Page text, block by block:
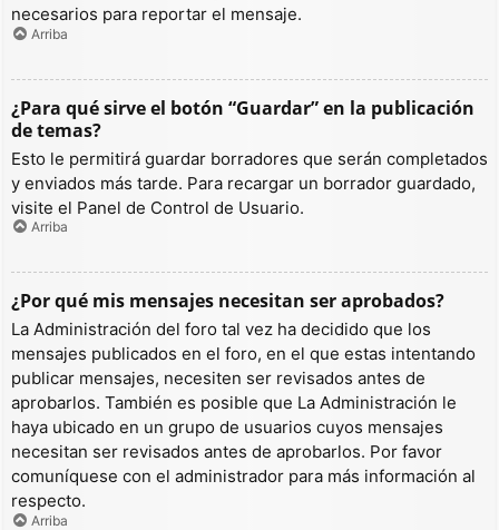
necesarios para reportar el mensaje.
Arriba
¿Para qué sirve el botón “Guardar” en la publicación
de temas?
Esto le permitirá guardar borradores que serán completados
y enviados más tarde. Para recargar un borrador guardado,
visite el Panel de Control de Usuario.
Arriba
¿Por qué mis mensajes necesitan ser aprobados?
La Administración del foro tal vez ha decidido que los
mensajes publicados en el foro, en el que estas intentando
publicar mensajes, necesiten ser revisados antes de
aprobarlos. También es posible que La Administración le
haya ubicado en un grupo de usuarios cuyos mensajes
necesitan ser revisados antes de aprobarlos. Por favor
comuníquese con el administrador para más información al
respecto.
Arriba